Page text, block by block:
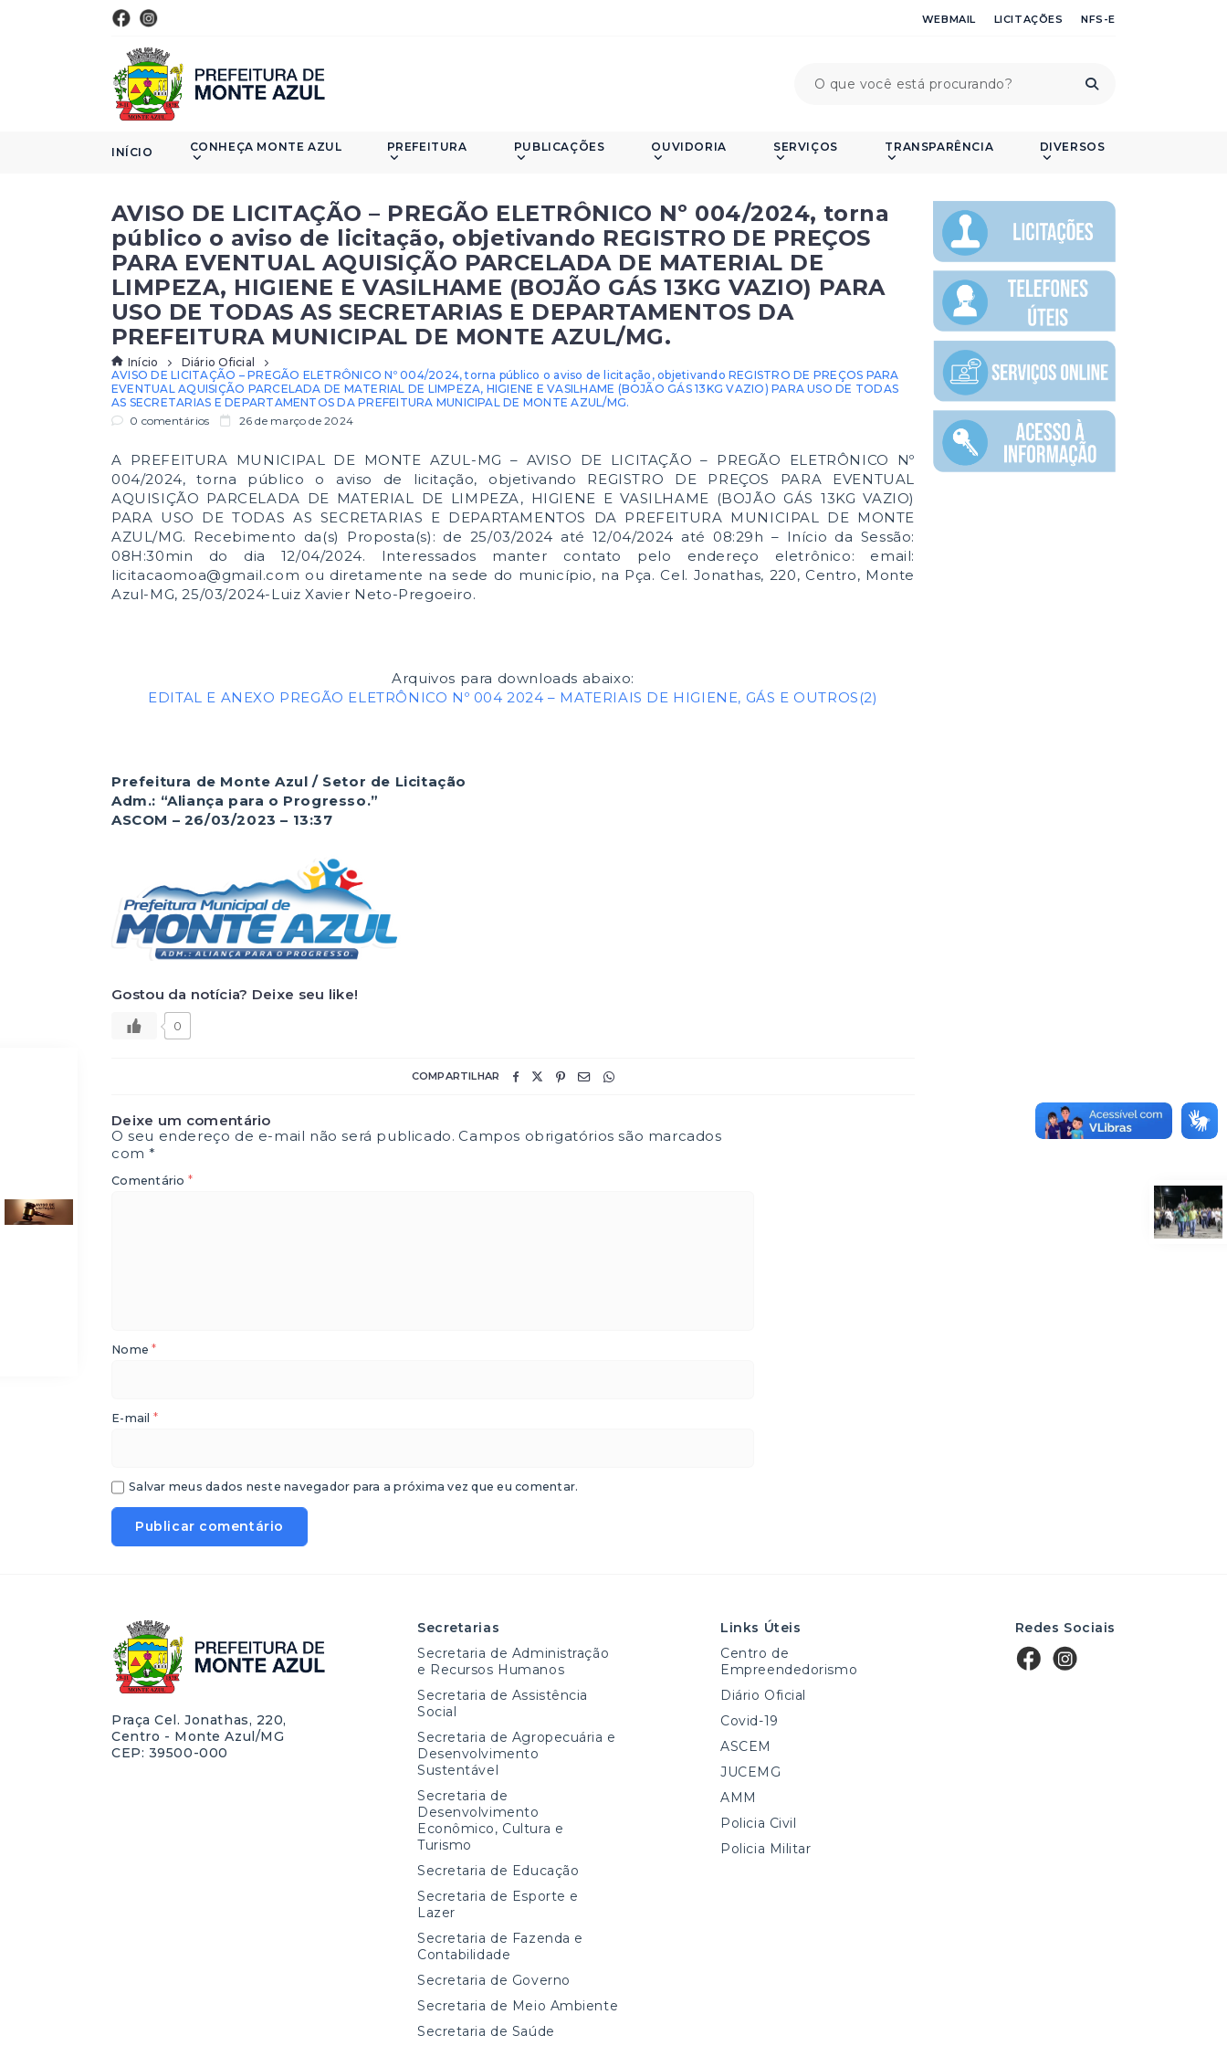
WEBMAIL LICITAÇÕES NFS-E
INÍCIO CONHEÇA MONTE AZUL PREFEITURA PUBLICAÇÕES OUVIDORIA SERVIÇOS TRANSPARÊNCIA DIVERSOS
AVISO DE LICITAÇÃO – PREGÃO ELETRÔNICO Nº 004/2024, torna
público o aviso de licitação, objetivando REGISTRO DE PREÇOS
PARA EVENTUAL AQUISIÇÃO PARCELADA DE MATERIAL DE
LIMPEZA, HIGIENE E VASILHAME (BOJÃO GÁS 13KG VAZIO) PARA
USO DE TODAS AS SECRETARIAS E DEPARTAMENTOS DA
PREFEITURA MUNICIPAL DE MONTE AZUL/MG.
Início
Diário Oficial
AVISO DE LICITAÇÃO – PREGÃO ELETRÔNICO Nº 004/2024, torna público o aviso de licitação, objetivando REGISTRO DE PREÇOS PARA
EVENTUAL AQUISIÇÃO PARCELADA DE MATERIAL DE LIMPEZA, HIGIENE E VASILHAME (BOJÃO GÁS 13KG VAZIO) PARA USO DE TODAS
AS SECRETARIAS E DEPARTAMENTOS DA PREFEITURA MUNICIPAL DE MONTE AZUL/MG.
0 comentários
26 de março de 2024
A PREFEITURA MUNICIPAL DE MONTE AZUL-MG – AVISO DE LICITAÇÃO – PREGÃO ELETRÔNICO Nº
004/2024, torna público o aviso de licitação, objetivando REGISTRO DE PREÇOS PARA EVENTUAL
AQUISIÇÃO PARCELADA DE MATERIAL DE LIMPEZA, HIGIENE E VASILHAME (BOJÃO GÁS 13KG VAZIO)
PARA USO DE TODAS AS SECRETARIAS E DEPARTAMENTOS DA PREFEITURA MUNICIPAL DE MONTE
AZUL/MG. Recebimento da(s) Proposta(s): de 25/03/2024 até 12/04/2024 até 08:29h – Início da Sessão:
08H:30min do dia 12/04/2024. Interessados manter contato pelo endereço eletrônico: email:
licitacaomoa@gmail.com ou diretamente na sede do município, na Pça. Cel. Jonathas, 220, Centro, Monte
Azul-MG, 25/03/2024-Luiz Xavier Neto-Pregoeiro.
Arquivos para downloads abaixo:
EDITAL E ANEXO PREGÃO ELETRÔNICO Nº 004 2024 – MATERIAIS DE HIGIENE, GÁS E OUTROS(2)
Prefeitura de Monte Azul / Setor de Licitação
Adm.: “Aliança para o Progresso.”
ASCOM – 26/03/2023 – 13:37
Gostou da notícia? Deixe seu like!
0
COMPARTILHAR
Deixe um comentário
O seu endereço de e-mail não será publicado. Campos obrigatórios são marcados
com*
Comentário *
Nome*
E-mail *
Salvar meus dados neste navegador para a próxima vez que eu comentar.
Praça Cel. Jonathas, 220,
Centro - Monte Azul/MG
CEP: 39500-000
Secretarias
Secretaria de Administração
e Recursos Humanos
Secretaria de Assistência
Social
Secretaria de Agropecuária e
Desenvolvimento
Sustentável
Secretaria de
Desenvolvimento
Econômico, Cultura e
Turismo
Secretaria de Educação
Secretaria de Esporte e
Lazer
Secretaria de Fazenda e
Contabilidade
Secretaria de Governo
Secretaria de Meio Ambiente
Secretaria de Saúde
Links Úteis
Centro de
Empreendedorismo
Diário Oficial
Covid-19
ASCEM
JUCEMG
AMM
Policia Civil
Policia Militar
Redes Sociais